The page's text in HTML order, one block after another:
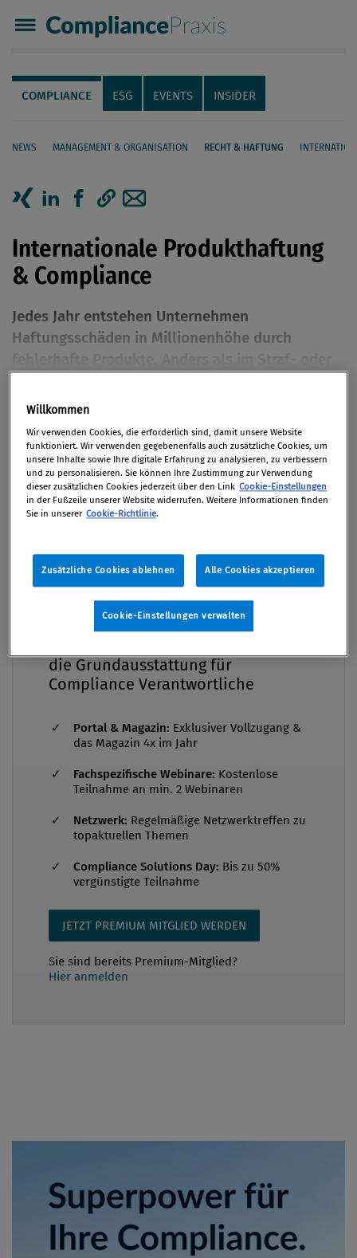
Compliance Praxis
Servicenavigation
Navigation
COMPLIANCE ESG EVENTS INSIDER
NEWS MANAGEMENT & ORGANISATION RECHT & HAFTUNG
Seiteninhalt
Internationale Produkthaftung
& Compliance
Jedes Jahr entstehen Unternehmen
Haftungsschäden in Millionenhöhe durch
Schadensfall die Haftung des Unternehmens
mittels Compliance-Maßnahmen nicht
verhindert werden. Für die Folgen eines einmal in
Verkehr gesetzten fehlerhaften Produkts muss
eingestanden werden, gleichgültig welcher Grad
an Sorgfalt bei den entsprechenden Kontroll-
angelegt wurde. Gerade aber deshalb ist
besonderer Wert auf ein angemessenes
Qualitätssicherungssystem zu legen, gilt es doch
neben der Produkthaftung auch weitere
Reputationsschäden oder Rückrufaktionen zu
verhindern.
Dr. Daniel Larcher
05. September 2013 / Erschienen in Compliance
Dieser Beitrag stellt die Grundlagen des
österreichischen Produkthaftungsrechts und dessen
internationale Bezüge dar. Er berücksichtigt dabei
Produkthaftung? In Österreich ist die Produkthaftung
Produkthaftung ist das von einem Verschulden
Compliance Praxis Premium
die Grundausstattung für
Compliance Verantwortliche
Portal & Magazin: Exklusiver Vollzugang &
das Magazin 4x im Jahr
Fachspezifische Webinare: Kostenlose
Teilnahme an min. 2 Webinaren
Netzwerk: Regelmäßige Netzwerktreffen zu
topaktuellen Themen
Compliance Solutions Day: Bis zu 50%
vergünstigte Teilnahme
JETZT PREMIUM MITGLIED WERDEN
Sie sind bereits Premium-Mitglied?
Hier anmelden
Willkommen
Wir verwenden Cookies, die erforderlich sind, damit unsere Website
funktioniert. Wir verwenden gegebenenfalls auch zusätzliche Cookies, um
unsere Inhalte sowie Ihre digitale Erfahrung zu analysieren, zu verbessern
und zu personalisieren. Sie können Ihre Zustimmung zur Verwendung
dieser zusätzlichen Cookies jederzeit über den Link Cookie-Einstellungen
in der Fußzeile unserer Website widerrufen. Weitere Informationen finden
Sie in unserer Cookie-Richtlinie.
Zusätzliche Cookies ablehnen Alle Cookies akzeptieren
Cookie-Einstellungen verwalten